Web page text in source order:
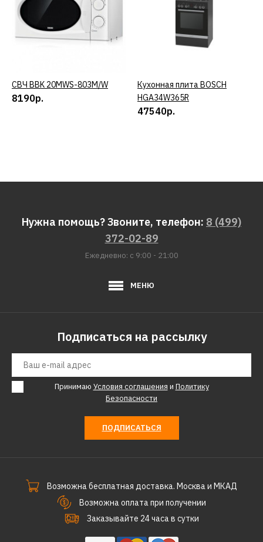
КУПИТЬ
СВЧ BBK 20MWS-803M/W
8190р.
КУПИТЬ
Кухонная плита BOSCH
HGA34W365R
47540р.
Нужна помощь? Звоните, телефон: 8 (499)
372-02-89
Ежедневно: с 9:00 - 21:00
МЕНЮ
Подписаться на рассылку
Принимаю Условия соглашения и Политику
Безопасности
ПОДПИСАТЬСЯ
Возможна бесплатная доставка. Москва и МКАД
Возможна оплата при получении
Заказывайте 24 часа в сутки